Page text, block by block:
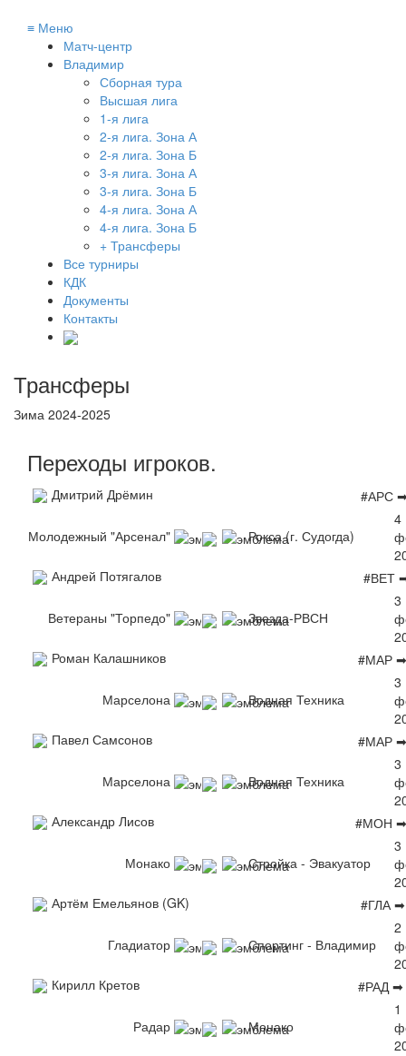
≡ Меню
Матч-центр
Владимир
Сборная тура
Высшая лига
1-я лига
2-я лига. Зона А
2-я лига. Зона Б
3-я лига. Зона А
3-я лига. Зона Б
4-я лига. Зона А
4-я лига. Зона Б
+ Трансферы
Все турниры
КДК
Документы
Контакты
Трансферы
Зима 2024-2025
Переходы игроков.
Дмитрий Дрёмин #АРС
Молодежный "Арсенал" Рокса (г. Судогда)
4
Андрей Потягалов
#ВЕТ
Ветераны "Торпедо" Звезда-РВСН
3
Роман Калашников
#МАР
Марселона Водная Техника
3
Павел Самсонов
#МАР
Марселона Водная Техника
3
Александр Лисов
#МОН
Монако Стройка - Эвакуатор
3
Артём Емельянов (GK)
#ГЛА
Гладиатор Спортинг - Владимир
2
Кирилл Кретов
#РАД
Радар Монако
1